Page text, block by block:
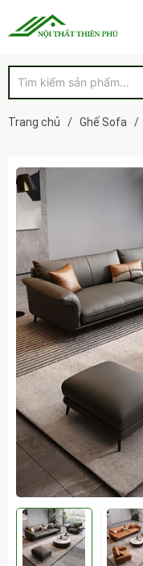
Trang chủ / Ghế Sofa /